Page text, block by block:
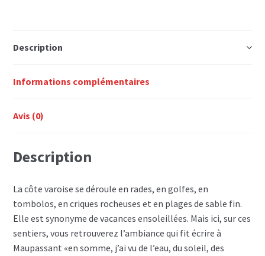
Description
Informations complémentaires
Avis (0)
Description
La côte varoise se déroule en rades, en golfes, en
tombolos, en criques rocheuses et en plages de sable fin.
Elle est synonyme de vacances ensoleillées. Mais ici, sur ces
sentiers, vous retrouverez l’ambiance qui fit écrire à
Maupassant «en somme, j’ai vu de l’eau, du soleil, des